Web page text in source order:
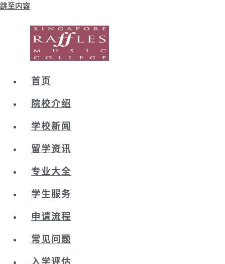
跳至内容
首页
院校介绍
学校新闻
留学资讯
专业大全
学生服务
申请流程
常见问题
入学评估